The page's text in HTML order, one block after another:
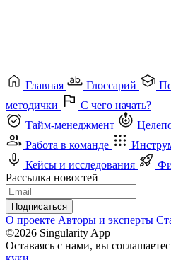
Главная Глоссарий
методички
С чего начать?
Тайм-менеджмент
Работа в команде
Кейсы и исследования
Рассылка новостей
Подписаться
О проекте Авторы и эксперты
©2026 Singularity App
Оставаясь с нами, вы